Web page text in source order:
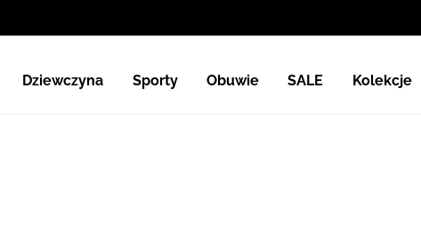
Dziewczyna Sporty Obuwie SALE Kolekcje